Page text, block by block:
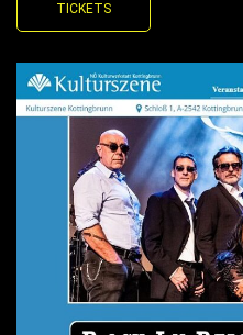
TICKETS